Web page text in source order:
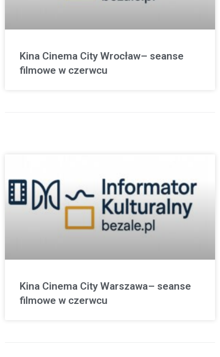
Kina Cinema City Wrocław– seanse
filmowe w czerwcu
Kina Cinema City Warszawa– seanse
filmowe w czerwcu